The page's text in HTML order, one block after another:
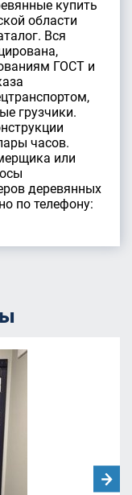
купить
области
Вся
ГОСТ и
грузчики.
часов.
или
деревянных
по телефону: